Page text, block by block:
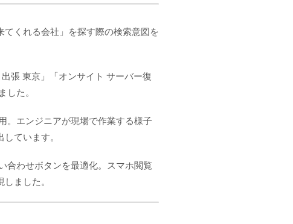
くれる会社」を探す際の検索意図を
張 東京」「オンサイト サーバー復
した。
。エンジニアが現場で作業する様子
ています。
合わせボタンを最適化。スマホ閲覧
ました。